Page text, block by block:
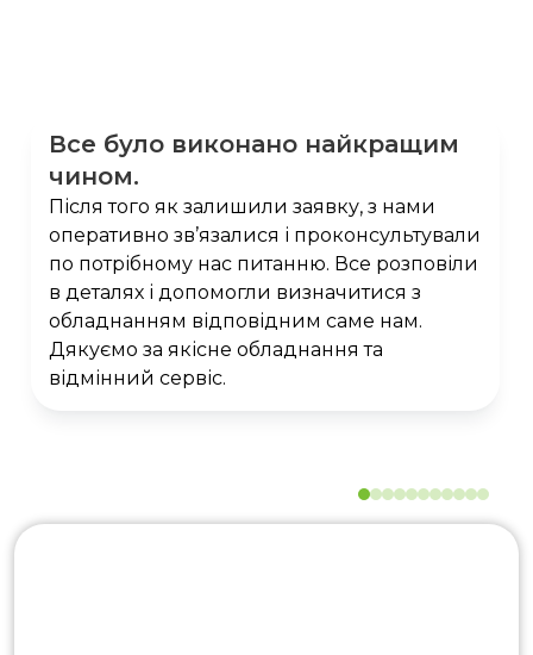
Все було виконано найкращим
чином.
Після того як залишили заявку, з нами
оперативно зв’язалися і проконсультували
по потрібному нас питанню. Все розповіли
в деталях і допомогли визначитися з
обладнанням відповідним саме нам.
Дякуємо за якісне обладнання та
відмінний сервіс.